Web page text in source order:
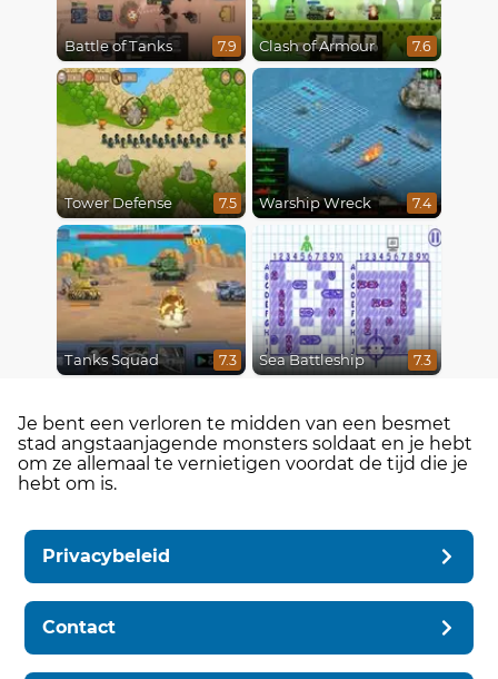
Battle of Tanks 7.9 Clash of Armour 7.6
Tower Defense 7.5 Warship Wreck 7.4
Tanks Squad 7.3 Sea Battleship 7.3
Je bent een verloren te midden van een besmet
stad angstaanjagende monsters soldaat en je hebt
om ze allemaal te vernietigen voordat de tijd die je
hebt om is.
Privacybeleid
Contact